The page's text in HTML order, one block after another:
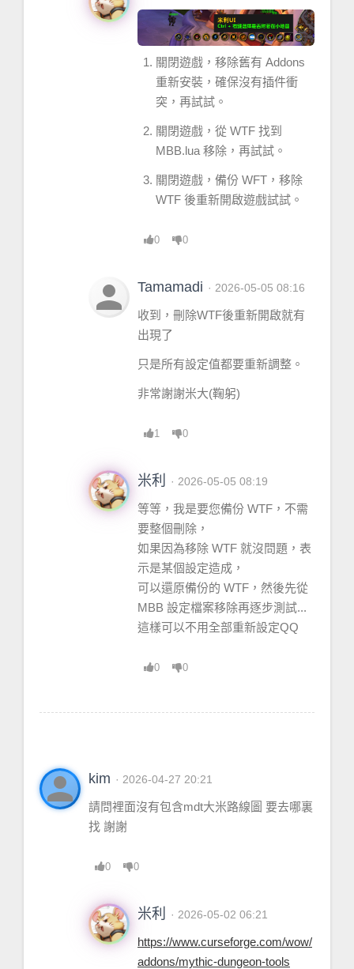
關閉遊戲，移除舊有 Addons
重新安裝，確保沒有插件衝
突，再試試。
關閉遊戲，從 WTF 找到
MBB.lua 移除，再試試。
關閉遊戲，備份 WFT，移除
WTF 後重新開啟遊戲試試。
0 0
person Tamamadi · 2026-05-05 08:16
收到，刪除WTF後重新開啟就有
出現了
只是所有設定值都要重新調整。
非常謝謝米大(鞠躬)
1 0
米利 · 2026-05-05 08:19
等等，我是要您備份 WTF，不需
要整個刪除，
如果因為移除 WTF 就沒問題，表
示是某個設定造成，
可以還原備份的 WTF，然後先從
MBB 設定檔案移除再逐步測試...
這樣可以不用全部重新設定QQ
0 0
person kim · 2026-04-27 20:21
請問裡面沒有包含mdt大米路線圖 要去哪裏
找 謝謝
0 0
米利 · 2026-05-02 06:21
https://www.curseforge.com/wow/
addons/mythic-dungeon-tools